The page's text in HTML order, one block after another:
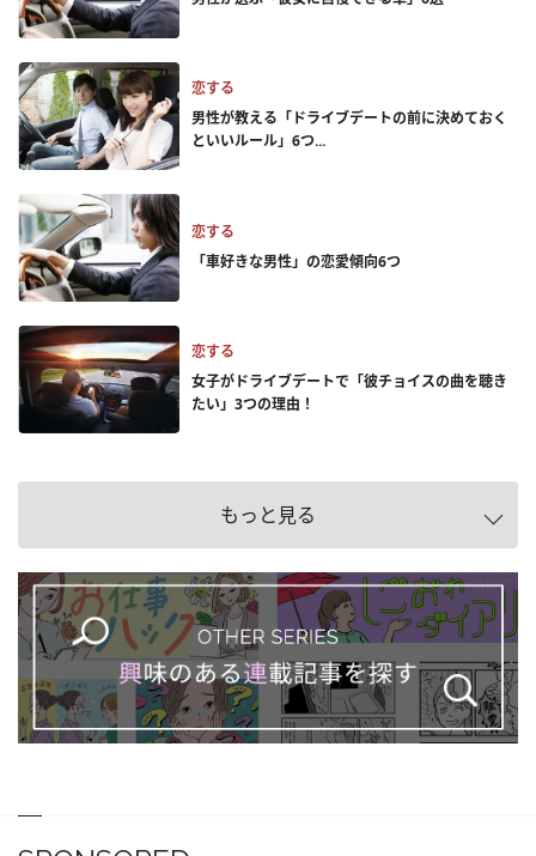
恋する
男性が教える「ドライブデートの前に決めておく
といいルール」6つ...
恋する
「車好きな男性」の恋愛傾向6つ
恋する
女子がドライブデートで「彼チョイスの曲を聴き
たい」3つの理由！
もっと見る